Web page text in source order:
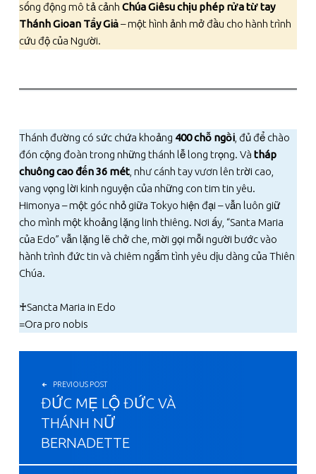
sống động mô tả cảnh Chúa Giêsu chịu phép rửa từ tay
Thánh Gioan Tẩy Giả– một hình ảnh mở đầu cho hành trình
cứu độ của Người.
Thánh đường có sức chứa khoảng 400 chỗ ngồi, đủ để chào
đón cộng đoàn trong những thánh lễ long trọng. Và tháp
chuông cao đến 36 mét, như cánh tay vươn lên trời cao,
vang vọng lời kinh nguyện của những con tim tin yêu.
Himonya – một góc nhỏ giữa Tokyo hiện đại – vẫn luôn giữ
cho mình một khoảng lặng linh thiêng. Nơi ấy, “Santa Maria
của Edo” vẫn lặng lẽ chở che, mời gọi mỗi người bước vào
hành trình đức tin và chiêm ngắm tình yêu dịu dàng của Thiên
Chúa.
♰Sancta Maria in Edo
=Ora pro nobis
投稿ナビゲーション
PREVIOUS POST
ĐỨC MẸ LỘ ĐỨC VÀ
THÁNH NỮ
BERNADETTE